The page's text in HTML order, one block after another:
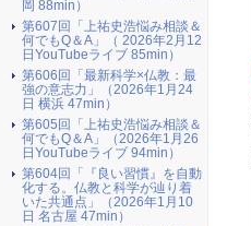
岡 88min）
第607回「上祐史浩悩み相談＆
何でもQ＆A」（ 2026年2月12
日YouTubeライブ 85min）
第606回「最新科学×仏教：最
強の意志力」（2026年1月24
日 横浜 47min）
第605回「上祐史浩悩み相談＆
何でもQ＆A」（2026年1月26
日YouTubeライブ 94min）
第604回「『良い習慣』を自動
化する。仏教と科学が辿り着
いた共通点」（2026年1月10
日 名古屋 47min）